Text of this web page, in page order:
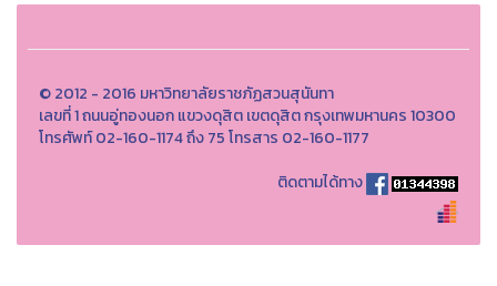
© 2012 - 2016 มหาวิทยาลัยราชภัฏสวนสุนันทา
เลขที่ 1 ถนนอู่ทองนอก แขวงดุสิต เขตดุสิต กรุงเทพมหานคร 10300
โทรศัพท์ 02-160-1174 ถึง 75 โทรสาร 02-160-1177
ติดตามได้ทาง